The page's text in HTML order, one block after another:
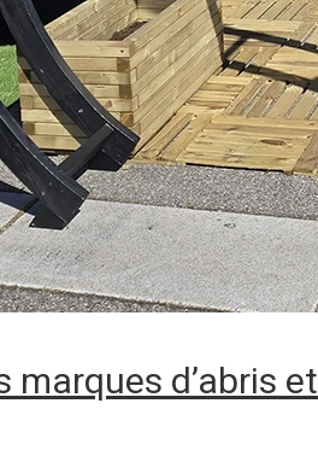
marques d’abris et